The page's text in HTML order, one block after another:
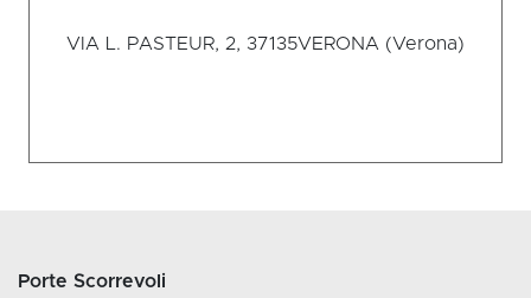
VIA L. PASTEUR, 2, 37135VERONA (Verona)
Porte Scorrevoli